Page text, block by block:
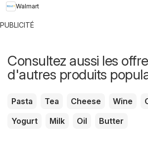
Walmart
PUBLICITÉ
Consultez aussi les
d'autres produits
Pasta Tea Cheese Wine
Yogurt
Milk Oil Butter